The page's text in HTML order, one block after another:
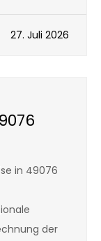
27. Juli 2026
in 49076
der